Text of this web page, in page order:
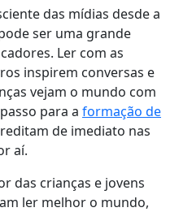
das mídias desde a
ser uma grande
Ler com as
inspirem conversas e
vejam o mundo com
para a formação de
de imediato nas
aí.
das crianças e jovens
ler melhor o mundo,